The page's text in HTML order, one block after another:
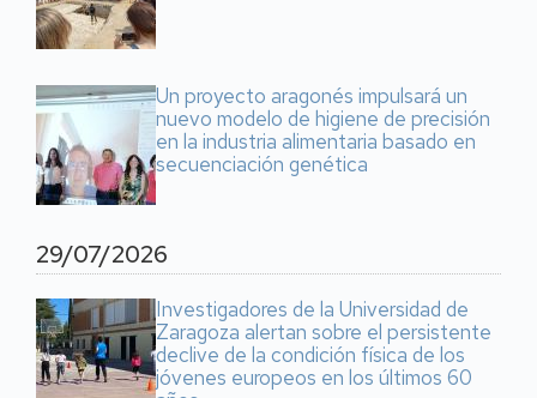
Un proyecto aragonés impulsará un
nuevo modelo de higiene de precisión
en la industria alimentaria basado en
secuenciación genética
29/07/2026
Investigadores de la Universidad de
Zaragoza alertan sobre el persistente
declive de la condición física de los
jóvenes europeos en los últimos 60